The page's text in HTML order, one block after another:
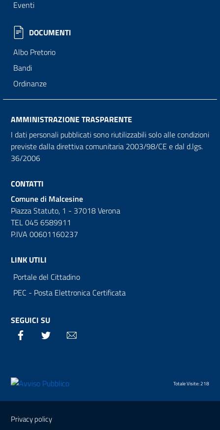
Eventi
DOCUMENTI
Albo Pretorio
Bandi
Ordinanze
AMMINISTRAZIONE TRASPARENTE
I dati personali pubblicati sono riutilizzabili solo alle condizioni
previste dalla direttiva comunitaria 2003/98/CE e dal d.lgs.
36/2006
CONTATTI
Comune di Malcesine
Piazza Statuto, 1 - 37018 Verona
TEL 045 6589911
P.IVA 00601160237
LINK UTILI
Portale del Cittadino
PEC - Posta Elettronica Certificata
SEGUICI SU
Facebook Twitter
Totale Visite: 218
Sezione Link Utili
Privacy policy